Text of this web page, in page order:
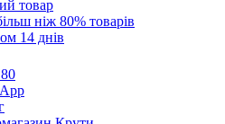
товар
ніж 80% товарів
14 днів